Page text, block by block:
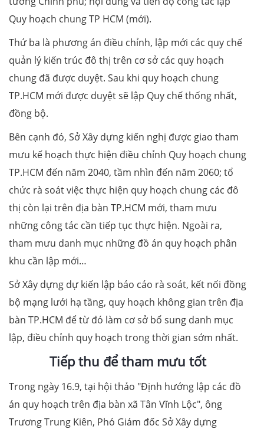
Quy hoạch chung TP HCM (mới).
Thứ ba là phương án điều chỉnh, lập mới các quy chế
quản lý kiến trúc đô thị trên cơ sở các quy hoạch
chung đã được duyệt. Sau khi quy hoạch chung
TP.HCM mới được duyệt sẽ lập Quy chế thống nhất,
đồng bộ.
Bên cạnh đó, Sở Xây dựng kiến nghị được giao tham
mưu kế hoạch thực hiện điều chỉnh Quy hoạch chung
TP.HCM đến năm 2040, tầm nhìn đến năm 2060; tổ
chức rà soát việc thực hiện quy hoạch chung các đô
thị còn lại trên địa bàn TP.HCM mới, tham mưu
những công tác cần tiếp tục thực hiện. Ngoài ra,
tham mưu danh mục những đồ án quy hoạch phân
khu cần lập mới…
Sở Xây dựng dự kiến lập báo cáo rà soát, kết nối đồng
bộ mạng lưới hạ tầng, quy hoạch không gian trên địa
bàn TP.HCM để từ đó làm cơ sở bổ sung danh mục
lập, điều chỉnh quy hoạch trong thời gian sớm nhất.
Tiếp thu để tham mưu tốt
Trong ngày 16.9, tại hội thảo "Định hướng lập các đồ
án quy hoạch trên địa bàn xã Tân Vĩnh Lộc", ông
Trương Trung Kiên, Phó Giám đốc Sở Xây dựng